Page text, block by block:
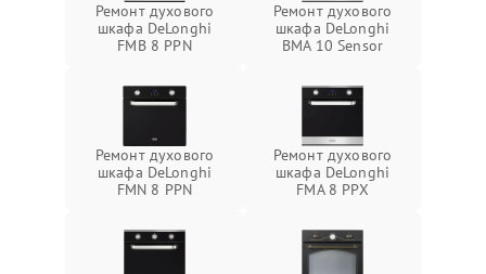
Ремонт духового
шкафа DeLonghi
FMB 8 PPN
Ремонт духового
шкафа DeLonghi
BMA 10 Sensor
Ремонт духового
шкафа DeLonghi
FMN 8 PPN
Ремонт духового
шкафа DeLonghi
FMA 8 PPX